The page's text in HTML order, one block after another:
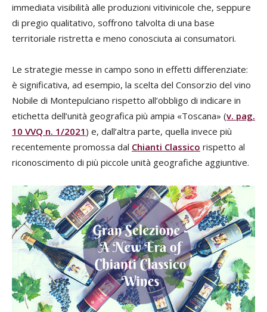
immediata visibilità alle produzioni vitivinicole che, seppure
di pregio qualitativo, soffrono talvolta di una base
territoriale ristretta e meno conosciuta ai consumatori.
Le strategie messe in campo sono in effetti differenziate:
è significativa, ad esempio, la scelta del Consorzio del vino
Nobile di Montepulciano rispetto all’obbligo di indicare in
etichetta dell’unità geografica più ampia «Toscana» (v. pag.
10 VVQ n. 1/2021) e, dall’altra parte, quella invece più
recentemente promossa dal Chianti Classico rispetto al
riconoscimento di più piccole unità geografiche aggiuntive.